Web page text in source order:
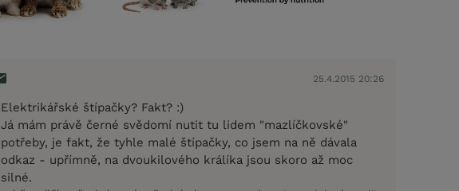
25.4.2015 20:26
Elektrikářské štípačky? Fakt? :)
Já mám právě černé svědomí nutit tu lidem "mazlíčkovské"
potřeby, je fakt, že tyhle malé štípačky, co jsem na ně dávala
odkaz - upřímně, na dvoukilového králíka jsou skoro až moc
silné.